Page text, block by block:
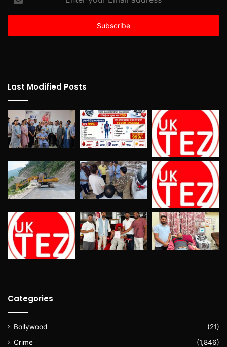
your
Email
Last Modified Posts
Categories
Bollywood
(21)
Crime
(1,846)